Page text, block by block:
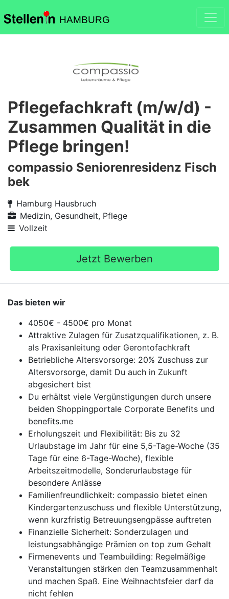
HAMBURG
Pflegefachkraft (m/w/d) -
Zusammen Qualität in die
Pflege bringen!
compassio Seniorenresidenz Fisch
bek
Hamburg Hausbruch
Medizin, Gesundheit, Pflege
Vollzeit
Jetzt Bewerben
Das bieten wir
4050€ - 4500€ pro Monat
Attraktive Zulagen für Zusatzqualifikationen, z. B.
als Praxisanleitung oder Gerontofachkraft
Betriebliche Altersvorsorge: 20% Zuschuss zur
Altersvorsorge, damit Du auch in Zukunft
abgesichert bist
Du erhältst viele Vergünstigungen durch unsere
beiden Shoppingportale Corporate Benefits und
benefits.me
Erholungszeit und Flexibilität: Bis zu 32
Urlaubstage im Jahr für eine 5,5-Tage-Woche (35
Tage für eine 6-Tage-Woche), flexible
Arbeitszeitmodelle, Sonderurlaubstage für
besondere Anlässe
Familienfreundlichkeit: compassio bietet einen
Kindergartenzuschuss und flexible Unterstützung,
wenn kurzfristig Betreuungsengpässe auftreten
Finanzielle Sicherheit: Sonderzulagen und
leistungsabhängige Prämien on top zum Gehalt
Firmenevents und Teambuilding: Regelmäßige
Veranstaltungen stärken den Teamzusammenhalt
und machen Spaß. Eine Weihnachtsfeier darf da
nicht fehlen